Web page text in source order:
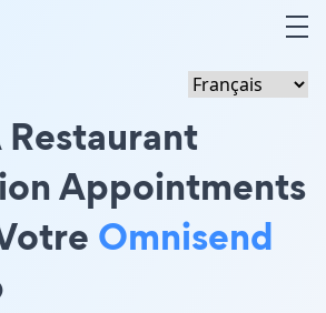
Appointments
Omnisend